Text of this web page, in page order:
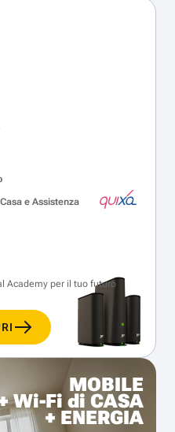
e Assistenza
Academy per il tuo futuro
MOBILE
Wi-Fi di CASA
+ ENERGIA